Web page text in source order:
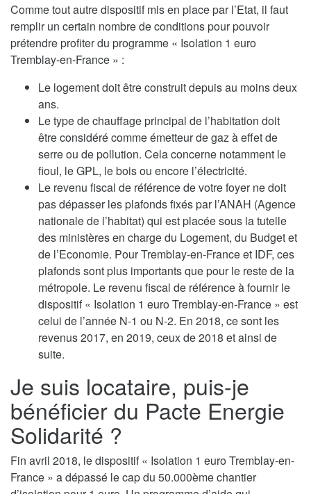
Comme tout autre dispositif mis en place par l’Etat, il faut
remplir un certain nombre de conditions pour pouvoir
prétendre profiter du programme « Isolation 1 euro
Tremblay-en-France » :
Le logement doit être construit depuis au moins deux
ans.
Le type de chauffage principal de l’habitation doit
être considéré comme émetteur de gaz à effet de
serre ou de pollution. Cela concerne notamment le
fioul, le GPL, le bois ou encore l’électricité.
Le revenu fiscal de référence de votre foyer ne doit
pas dépasser les plafonds fixés par l’ANAH (Agence
nationale de l’habitat) qui est placée sous la tutelle
des ministères en charge du Logement, du Budget et
de l’Economie. Pour Tremblay-en-France et IDF, ces
plafonds sont plus importants que pour le reste de la
métropole. Le revenu fiscal de référence à fournir le
dispositif « Isolation 1 euro Tremblay-en-France » est
celui de l’année N-1 ou N-2. En 2018, ce sont les
revenus 2017, en 2019, ceux de 2018 et ainsi de
suite.
Je suis locataire, puis-je
bénéficier du Pacte Energie
Solidarité ?
Fin avril 2018, le dispositif « Isolation 1 euro Tremblay-en-
France » a dépassé le cap du 50.000ème chantier